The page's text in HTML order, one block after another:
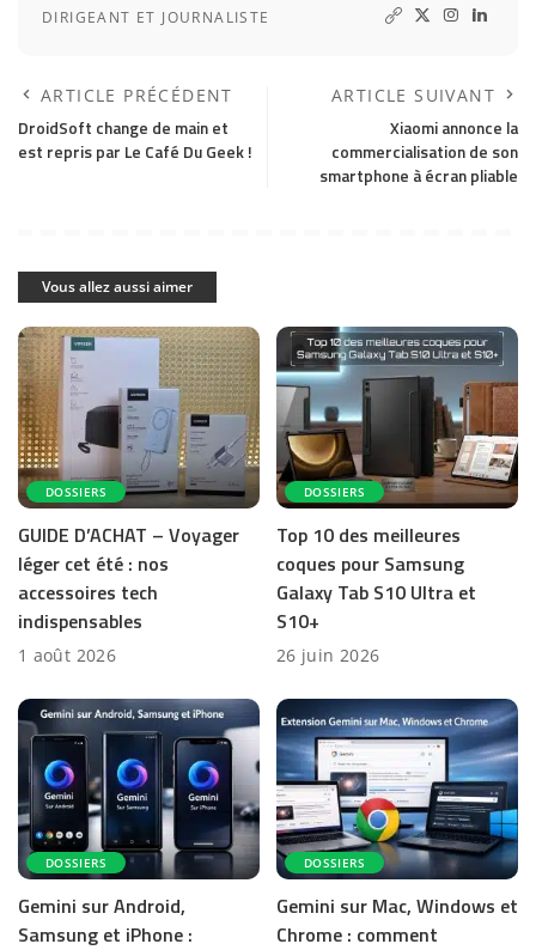
DIRIGEANT ET JOURNALISTE
ARTICLE PRÉCÉDENT
DroidSoft change de main et
est repris par Le Café Du Geek !
ARTICLE SUIVANT
Xiaomi annonce la
commercialisation de son
smartphone à écran pliable
Vous allez aussi aimer
DOSSIERS
GUIDE D’ACHAT – Voyager
léger cet été : nos
accessoires tech
indispensables
1 août 2026
DOSSIERS
Top 10 des meilleures
coques pour Samsung
Galaxy Tab S10 Ultra et
S10+
26 juin 2026
DOSSIERS
Gemini sur Android,
Samsung et iPhone :
DOSSIERS
Gemini sur Mac, Windows et
Chrome : comment